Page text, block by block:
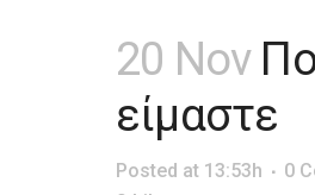
20 Nov
είμαστε
Posted at 13:53h
0